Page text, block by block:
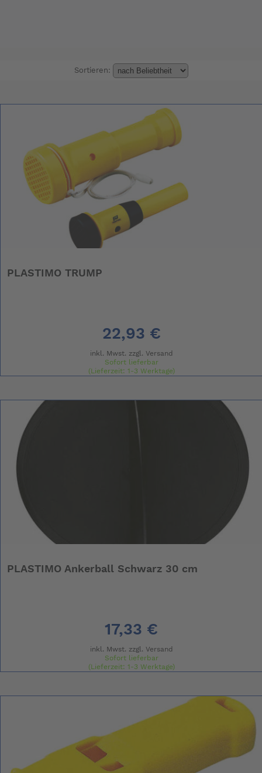
Sortieren:
PLASTIMO TRUMP
22,93 €
inkl. Mwst. zzgl. Versand
Sofort lieferbar
(Lieferzeit: 1-3 Werktage)
PLASTIMO Ankerball Schwarz 30 cm
17,33 €
inkl. Mwst. zzgl. Versand
Sofort lieferbar
(Lieferzeit: 1-3 Werktage)